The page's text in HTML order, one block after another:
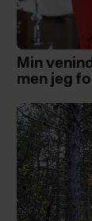
Min
men jeg